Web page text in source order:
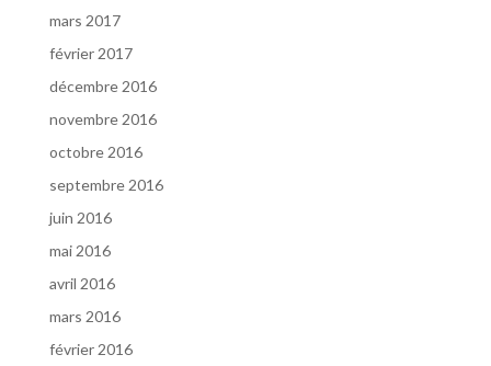
mars 2017
février 2017
décembre 2016
novembre 2016
octobre 2016
septembre 2016
juin 2016
mai 2016
avril 2016
mars 2016
février 2016